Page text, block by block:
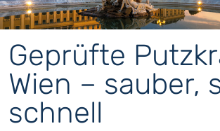
Geprüfte
Wien – sauber,
schnell